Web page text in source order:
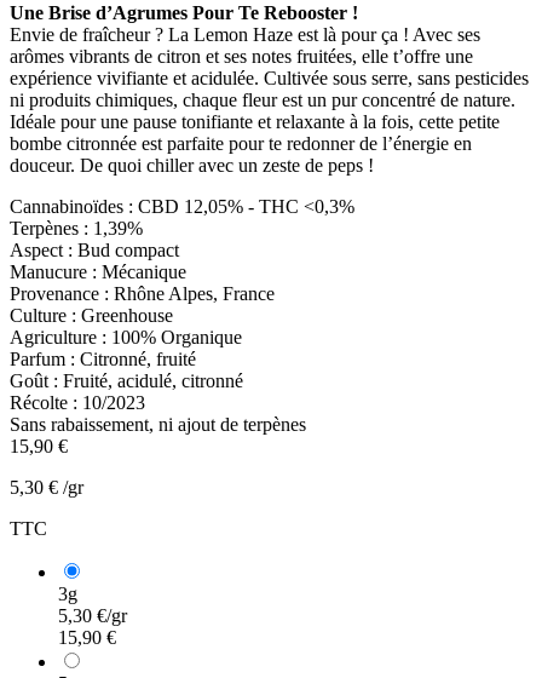
Une Brise d’Agrumes Pour Te Rebooster !
Envie de fraîcheur ? La Lemon Haze est là pour ça ! Avec ses
arômes vibrants de citron et ses notes fruitées, elle t’offre une
expérience vivifiante et acidulée. Cultivée sous serre, sans pesticides
ni produits chimiques, chaque fleur est un pur concentré de nature.
Idéale pour une pause tonifiante et relaxante à la fois, cette petite
bombe citronnée est parfaite pour te redonner de l’énergie en
douceur. De quoi chiller avec un zeste de peps !
Cannabinoïdes : CBD 12,05% - THC <0,3%
Terpènes : 1,39%
Aspect : Bud compact
Manucure : Mécanique
Provenance : Rhône Alpes, France
Culture : Greenhouse
Agriculture : 100% Organique
Parfum : Citronné, fruité
Goût : Fruité, acidulé, citronné
Récolte : 10/2023
Sans rabaissement, ni ajout de terpènes
15,90 €
5,30 € /gr
TTC
3g
5,30 €/gr
15,90 €